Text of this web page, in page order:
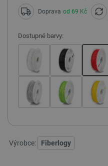
Doprava od 69 Kč
Dostupné barvy:
Výrobce: Fiberlogy